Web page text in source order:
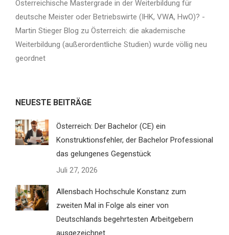
Österreichische Mastergrade in der Weiterbildung für
deutsche Meister oder Betriebswirte (IHK, VWA, HwO)? -
Martin Stieger Blog zu Österreich: die akademische
Weiterbildung (außerordentliche Studien) wurde völlig neu
geordnet
NEUESTE BEITRÄGE
Österreich: Der Bachelor (CE) ein
Konstruktionsfehler, der Bachelor Professional
das gelungenes Gegenstück
Juli 27, 2026
Allensbach Hochschule Konstanz zum
zweiten Mal in Folge als einer von
Deutschlands begehrtesten Arbeitgebern
ausgezeichnet